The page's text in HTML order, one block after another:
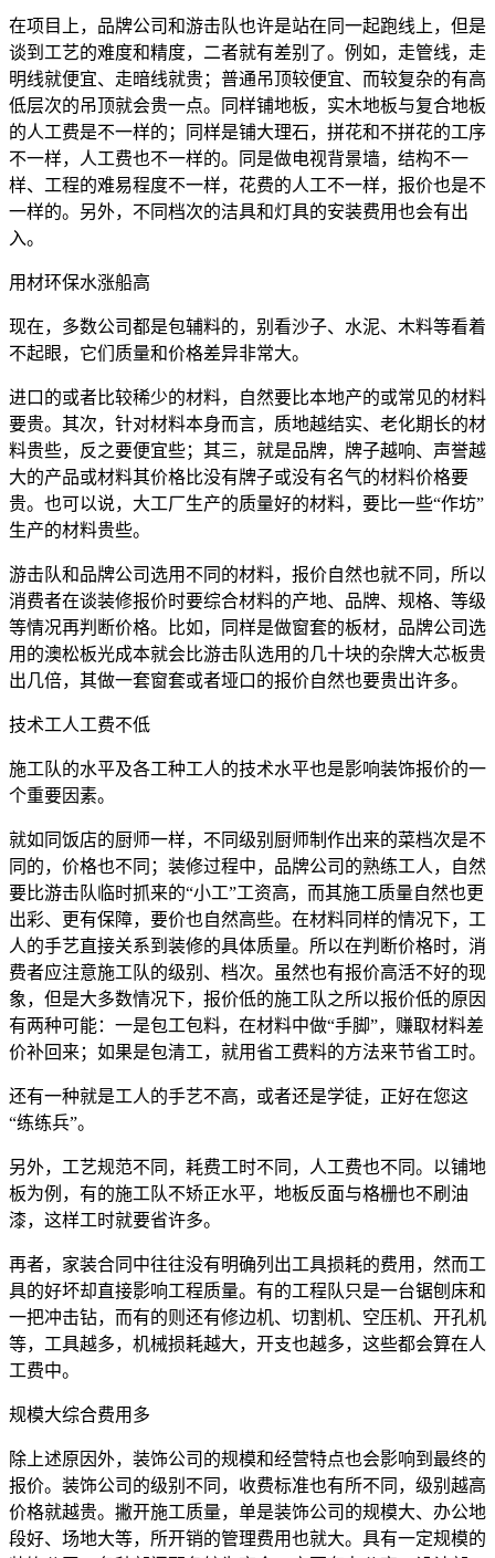
在项目上，品牌公司和游击队也许是站在同一起跑线上，但是
谈到工艺的难度和精度，二者就有差别了。例如，走管线，走
明线就便宜、走暗线就贵；普通吊顶较便宜、而较复杂的有高
低层次的吊顶就会贵一点。同样铺地板，实木地板与复合地板
的人工费是不一样的；同样是铺大理石，拼花和不拼花的工序
不一样，人工费也不一样的。同是做电视背景墙，结构不一
样、工程的难易程度不一样，花费的人工不一样，报价也是不
一样的。另外，不同档次的洁具和灯具的安装费用也会有出
入。
用材环保水涨船高
现在，多数公司都是包辅料的，别看沙子、水泥、木料等看着
不起眼，它们质量和价格差异非常大。
进口的或者比较稀少的材料，自然要比本地产的或常见的材料
要贵。其次，针对材料本身而言，质地越结实、老化期长的材
料贵些，反之要便宜些；其三，就是品牌，牌子越响、声誉越
大的产品或材料其价格比没有牌子或没有名气的材料价格要
贵。也可以说，大工厂生产的质量好的材料，要比一些“作坊”
生产的材料贵些。
游击队和品牌公司选用不同的材料，报价自然也就不同，所以
消费者在谈装修报价时要综合材料的产地、品牌、规格、等级
等情况再判断价格。比如，同样是做窗套的板材，品牌公司选
用的澳松板光成本就会比游击队选用的几十块的杂牌大芯板贵
出几倍，其做一套窗套或者垭口的报价自然也要贵出许多。
技术工人工费不低
施工队的水平及各工种工人的技术水平也是影响装饰报价的一
个重要因素。
就如同饭店的厨师一样，不同级别厨师制作出来的菜档次是不
同的，价格也不同；装修过程中，品牌公司的熟练工人，自然
要比游击队临时抓来的“小工”工资高，而其施工质量自然也更
出彩、更有保障，要价也自然高些。在材料同样的情况下，工
人的手艺直接关系到装修的具体质量。所以在判断价格时，消
费者应注意施工队的级别、档次。虽然也有报价高活不好的现
象，但是大多数情况下，报价低的施工队之所以报价低的原因
有两种可能：一是包工包料，在材料中做“手脚”，赚取材料差
价补回来；如果是包清工，就用省工费料的方法来节省工时。
还有一种就是工人的手艺不高，或者还是学徒，正好在您这
“练练兵”。
另外，工艺规范不同，耗费工时不同，人工费也不同。以铺地
板为例，有的施工队不矫正水平，地板反面与格栅也不刷油
漆，这样工时就要省许多。
再者，家装合同中往往没有明确列出工具损耗的费用，然而工
具的好坏却直接影响工程质量。有的工程队只是一台锯刨床和
一把冲击钻，而有的则还有修边机、切割机、空压机、开孔机
等，工具越多，机械损耗越大，开支也越多，这些都会算在人
工费中。
规模大综合费用多
除上述原因外，装饰公司的规模和经营特点也会影响到最终的
报价。装饰公司的级别不同，收费标准也有所不同，级别越高
价格就越贵。撇开施工质量，单是装饰公司的规模大、办公地
段好、场地大等，所开销的管理费用也就大。具有一定规模的